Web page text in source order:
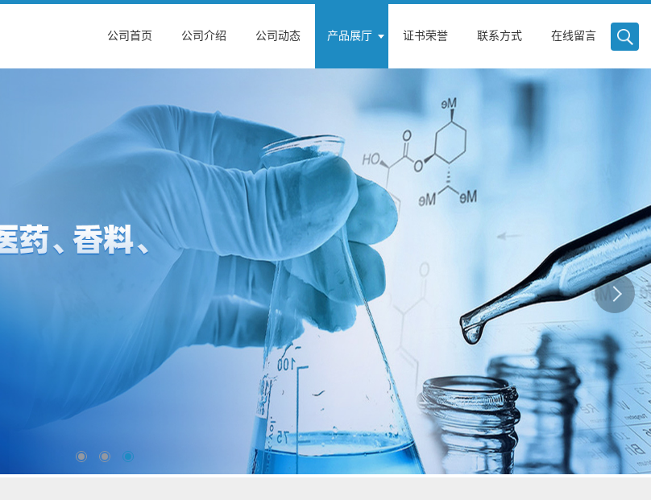
公司首页 公司介绍 公司动态 产品展厅 证书荣誉 联系方式 在线留言